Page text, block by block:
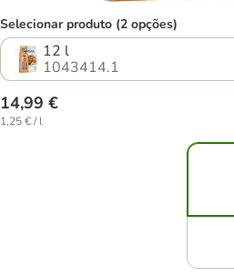
Selecionar produto (2 opções)
12 l
1043414.1
14,99 €
1,25 € / l